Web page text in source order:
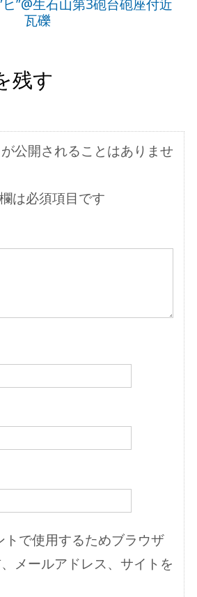
”@生石山第3砲台砲座付近
瓦礫
残す
公開されることはありませ
は必須項目です
トで使用するためブラウザ
メールアドレス、サイトを